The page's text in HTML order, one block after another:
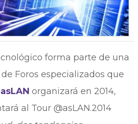
forma parte de una
Foros especializados que
organizará en 2014,
al Tour @asLAN.2014